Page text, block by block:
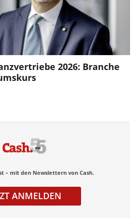
2026: Branche
– mit den Newslettern von Cash.
ANMELDEN